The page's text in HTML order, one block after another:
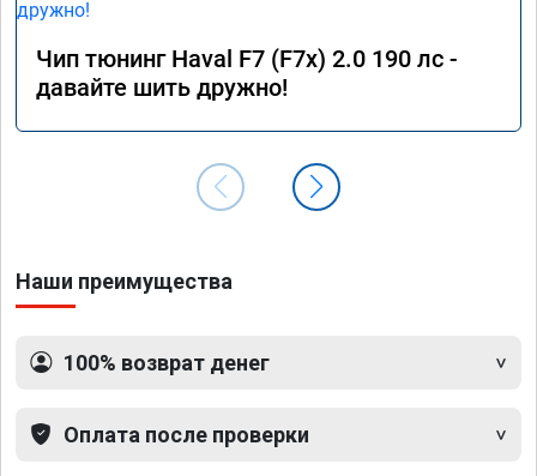
Чип тюнинг Haval F7 (F7x) 2.0 190 лс -
давайте шить дружно!
Наши преимущества
100% возврат денег
Оплата после проверки